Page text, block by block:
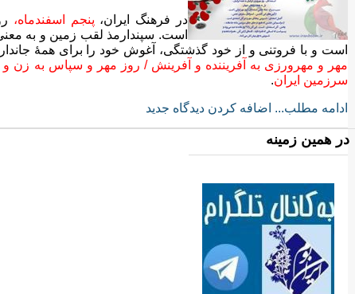
در فرهنگ ایران، پنجم اسفندماه،
است. سپندارمذ لقب زمین و به
است و با فروتنی و از خود گذشتگی، آغوش خود را برای همهٔ
مهر و مهرورزی به آفریننده و آفرینش / روز مهر و سپاس به زن و
سرزمین ایران.
ادامه مطلب... اضافه کردن دیدگاه جدید
در همین زمینه